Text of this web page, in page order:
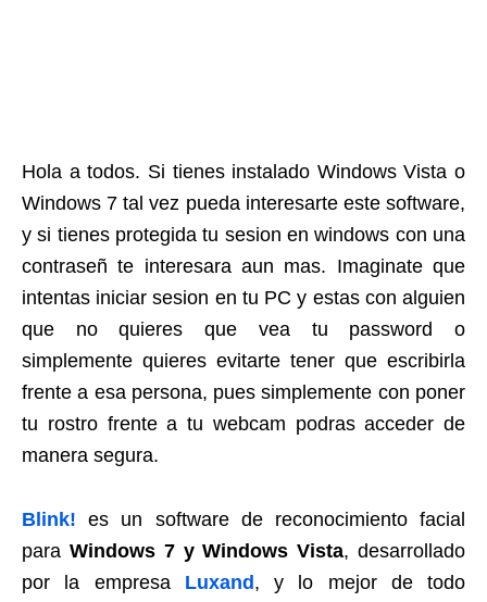
Hola a todos. Si tienes instalado Windows Vista o
Windows 7 tal vez pueda interesarte este software,
y si tienes protegida tu sesion en windows con una
contraseñ te interesara aun mas. Imaginate que
intentas iniciar sesion en tu PC y estas con alguien
que no quieres que vea tu password o
simplemente quieres evitarte tener que escribirla
frente a esa persona, pues simplemente con poner
tu rostro frente a tu webcam podras acceder de
manera segura.
Blink! es un software de reconocimiento facial
para Windows 7 y Windows Vista, desarrollado
por la empresa Luxand , y lo mejor de todo